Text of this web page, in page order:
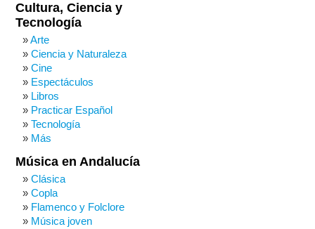
Cultura, Ciencia y
Tecnología
Arte
Ciencia y Naturaleza
Cine
Espectáculos
Libros
Practicar Español
Tecnología
Más
Música en Andalucía
Clásica
Copla
Flamenco y Folclore
Música joven